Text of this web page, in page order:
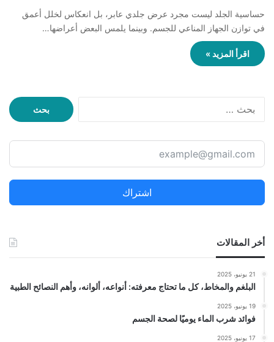
حساسية الجلد ليست مجرد عرض جلدي عابر، بل انعكاس لخلل أعمق
في توازن الجهاز المناعي للجسم. وبينما يلمس البعض أعراضها…
اقرأ المزيد »
ح
ع
ن
اشتراك
أخر المقالات
21 يونيو، 2025
البلغم والمخاط، كل ما تحتاج معرفته: أنواعه، ألوانه، وأهم النصائح الطبية
19 يونيو، 2025
فوائد شرب الماء يوميًا لصحة الجسم
17 يونيو، 2025